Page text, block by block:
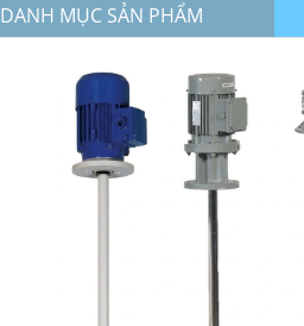
DANH MỤC SẢN PHẨM